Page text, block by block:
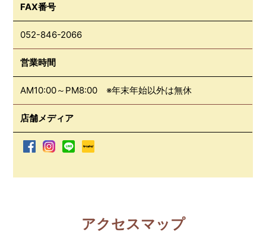
FAX番号
052-846-2066
営業時間
AM10:00～PM8:00 ※年末年始以外は無休
店舗メディア
アクセスマップ